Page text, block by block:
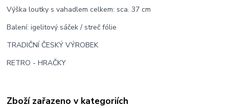
Výška loutky s vahadlem celkem: sca. 37 cm
Balení: igelitový sáček / streč fólie
TRADIČNÍ ČESKÝ VÝROBEK
RETRO - HRAČKY
Zboží zařazeno v kategoriích